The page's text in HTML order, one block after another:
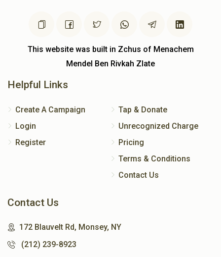
This website was built in Zchus of Menachem
Mendel Ben Rivkah Zlate
Helpful Links
Create A Campaign
Login
Register
Tap & Donate
Unrecognized Charge
Pricing
Terms & Conditions
Contact Us
Contact Us
172 Blauvelt Rd, Monsey, NY
(212) 239-8923